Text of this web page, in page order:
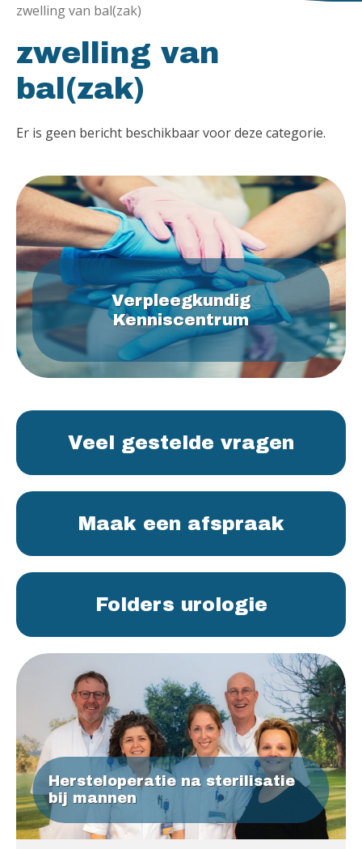
zwelling van bal(zak)
zwelling van
bal(zak)
Er is geen bericht beschikbaar voor deze categorie.
Verpleegkundig
Kenniscentrum
Veel gestelde vragen
Maak een afspraak
Folders urologie
Hersteloperatie na sterilisatie
bij mannen